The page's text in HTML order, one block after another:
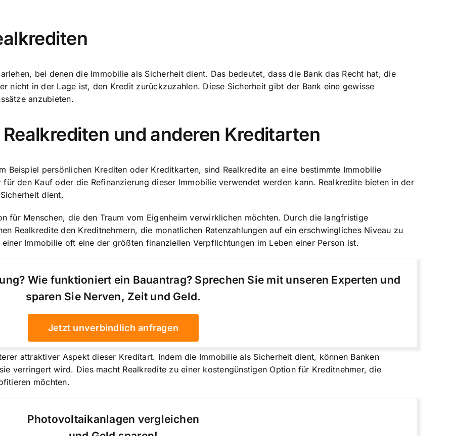
bei denen die Immobilie als Sicherheit dient. Das bedeutet, dass die Bank das Recht hat, die
nicht in der Lage ist, den Kredit zurückzuzahlen. Diese Sicherheit gibt der Bank eine gewisse
anzubieten.
und anderen Kreditarten
Beispiel persönlichen Krediten oder Kreditkarten, sind Realkredite an eine bestimmte Immobilie
den Kauf oder die Refinanzierung dieser Immobilie verwendet werden kann. Realkredite bieten in der
dient.
für Menschen, die den Traum vom Eigenheim verwirklichen möchten. Durch die langfristige
Realkredite den Kreditnehmern, die monatlichen Ratenzahlungen auf ein erschwingliches Niveau zu
Immobilie oft eine der größten finanziellen Verpflichtungen im Leben einer Person ist.
Wie funktioniert ein Bauantrag? Sprechen Sie mit unseren Experten und
sparen Sie Nerven, Zeit und Geld.
Jetzt unverbindlich anfragen
attraktiver Aspekt dieser Kreditart. Indem die Immobilie als Sicherheit dient, können Banken
verringert wird. Dies macht Realkredite zu einer kostengünstigen Option für Kreditnehmer, die
möchten.
Photovoltaikanlagen vergleichen